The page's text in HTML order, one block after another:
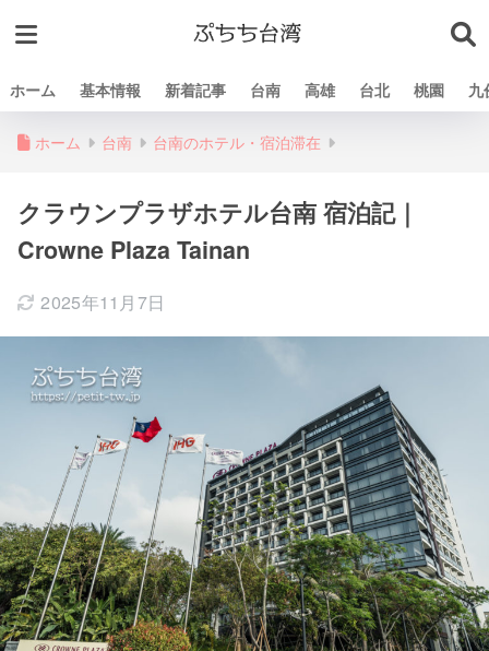
ホーム 基本情報 新着記事 台南 高雄 台北 桃園 九
ホーム 台南 台南のホテル・宿泊滞在
クラウンプラザホテル台南 宿泊記｜
Crowne Plaza Tainan
2025年11月7日